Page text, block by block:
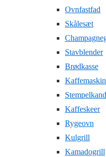
Ovnfastfad
Skålesæt
Stavblender
Brødkasse
Kaffeskeer
Rygeovn
Kulgrill
Kamadogrill